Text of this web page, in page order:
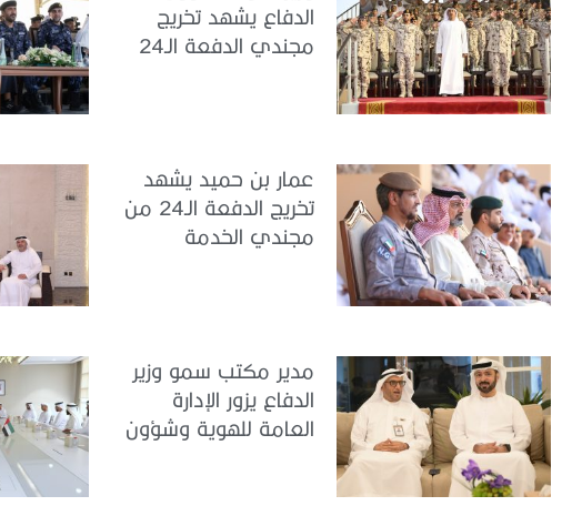
الدفاع يشهد تخريج
مجندي الدفعة الـ24
عمار بن حميد يشهد
تخريج الدفعة الـ24 من
مجندي الخدمة
مدير مكتب سمو وزير
الدفاع يزور الإدارة
العامة للهوية وشؤون